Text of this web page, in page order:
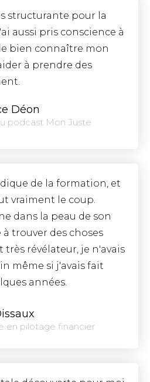
structurante pour la
aussi pris conscience à
bien connaître mon
à prendre des
Déon
podcast Mon Juste
de la formation, et
vraiment le coup.
dans la peau de son
trouver des choses
très révélateur, je n'avais
même si j'avais fait
années.
en pilotage financier